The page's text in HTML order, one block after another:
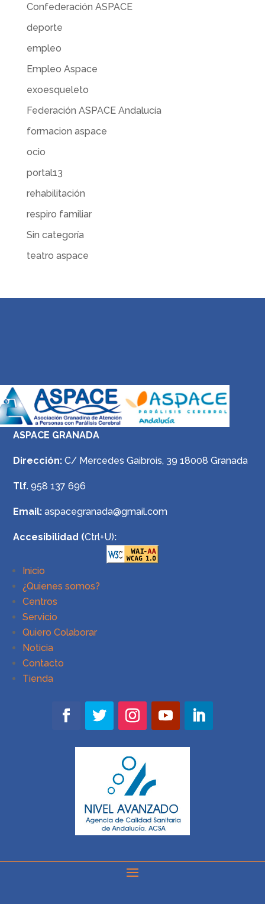
Confederación ASPACE
deporte
empleo
Empleo Aspace
exoesqueleto
Federación ASPACE Andalucía
formacion aspace
ocio
portal13
rehabilitación
respiro familiar
Sin categoría
teatro aspace
ASPACE GRANADA
Dirección: C/ Mercedes Gaibrois, 39 18008 Granada
Tlf. 958 137 696
Email: aspacegranada@gmail.com
Accesibilidad (Ctrl+U):
Inicio
¿Quienes somos?
Centros
Servicio
Quiero Colaborar
Noticia
Contacto
Tienda